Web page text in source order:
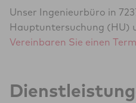
Unser Ingenieurbüro in
Hauptuntersuchung (HU)
Vereinbaren Sie einen